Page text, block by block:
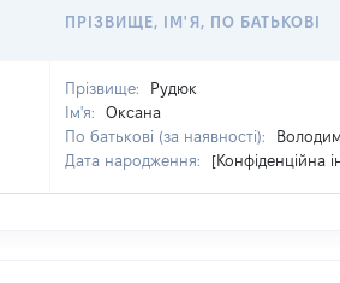
ПРІЗВИЩЕ, ІМ'Я, ПО БАТЬКОВІ
Прізвище:
Рудюк
Ім'я:
Оксана
По батькові (за наявності):
Дата народження:
[Конфіденційна